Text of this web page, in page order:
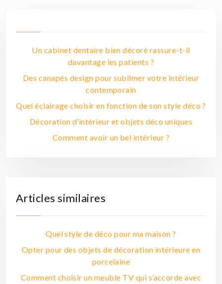
Un cabinet dentaire bien décoré rassure-t-il
davantage les patients ?
Des canapés design pour sublimer votre intérieur
contemporain
Quel éclairage choisir en fonction de son style déco ?
Décoration d’intérieur et objets déco uniques
Comment avoir un bel intérieur ?
Articles similaires
Quel style de déco pour ma maison ?
Opter pour des objets de décoration intérieure en
porcelaine
Comment choisir un meuble TV qui s’accorde avec